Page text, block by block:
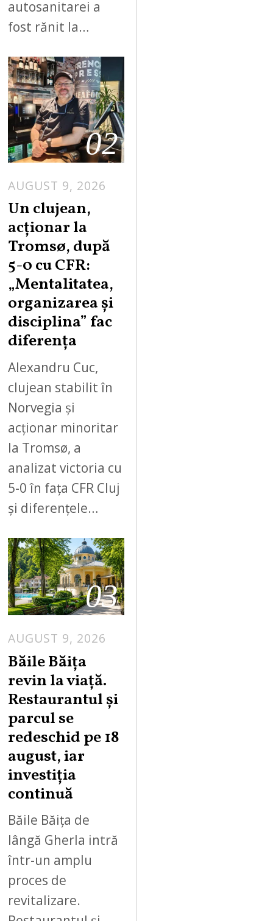
autosanitarei a
fost rănit la…
02
AUGUST 9, 2026
Un clujean,
acționar la
Tromsø, după
5-0 cu CFR:
„Mentalitatea,
organizarea și
disciplina” fac
diferența
Alexandru Cuc,
clujean stabilit în
Norvegia și
acționar minoritar
la Tromsø, a
analizat victoria cu
5-0 în fața CFR Cluj
și diferențele…
03
AUGUST 9, 2026
S
9
Băile Băița
revin la viață.
Restaurantul și
parcul se
redeschid pe 18
august, iar
investiția
continuă
Băile Băița de
lângă Gherla intră
într-un amplu
proces de
revitalizare.